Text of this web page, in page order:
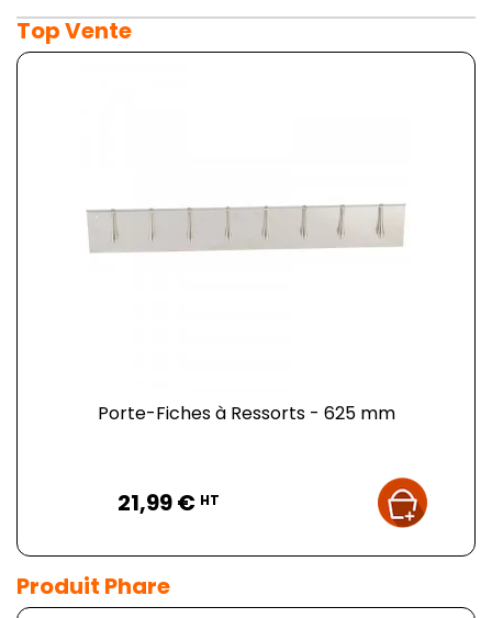
Top Vente
Porte-Fiches à Ressorts - 625 mm
21,99 € HT
Produit Phare